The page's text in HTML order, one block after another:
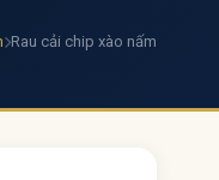
Rau cải chip xào nấm